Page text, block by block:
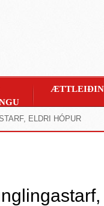
ELDRI HÓPUR